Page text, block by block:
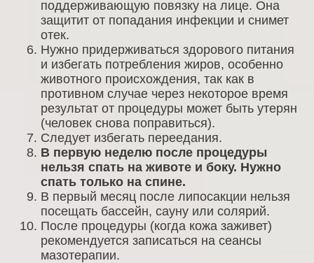
поддерживающую повязку на лице. Она
защитит от попадания инфекции и снимет
отек.
Нужно придерживаться здорового питания
и избегать потребления жиров, особенно
животного происхождения, так как в
противном случае через некоторое время
результат от процедуры может быть утерян
(человек снова поправиться).
Следует избегать переедания.
В первую неделю после процедуры
нельзя спать на животе и боку. Нужно
спать только на спине.
В первый месяц после липосакции нельзя
посещать бассейн, сауну или солярий.
После процедуры (когда кожа заживет)
рекомендуется записаться на сеансы
мазотерапии.